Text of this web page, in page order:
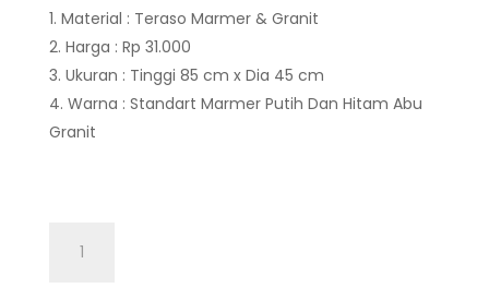
Material : Teraso Marmer & Granit
Harga : Rp 31.000
Ukuran : Tinggi 85 cm x Dia 45 cm
Warna : Standart Marmer Putih Dan Hitam Abu
Granit
Wastafel